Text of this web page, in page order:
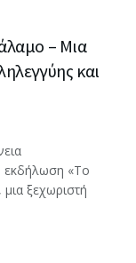
– Μια
και
εκδήλωση «Το
ξεχωριστή